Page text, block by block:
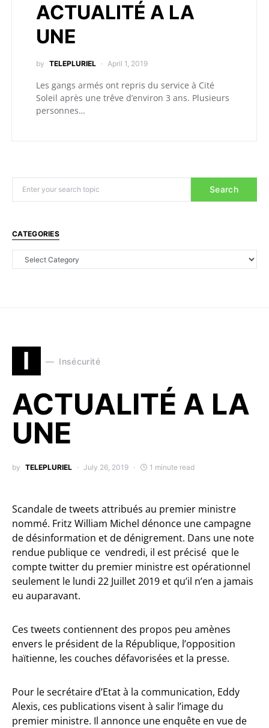
ACTUALITÉ A LA
UNE
by TELEPLURIEL April 1, 2019
Les gangs armés ont repris du service à Cité
Soleil après une trêve d’environ 3 ans. Plusieurs
personnes…
Search
CATEGORIES
I Insécurité
ACTUALITÉ A LA
UNE
by TELEPLURIEL July 26, 2019 1 minute read
Scandale de tweets attribués au premier ministre
nommé. Fritz William Michel dénonce une campagne
de désinformation et de dénigrement. Dans une note
rendue publique ce vendredi, il est précisé que le
compte twitter du premier ministre est opérationnel
seulement le lundi 22 Juillet 2019 et qu’il n’en a jamais
eu auparavant.
Ces tweets contiennent des propos peu amènes
envers le président de la République, l’opposition
haïtienne, les couches défavorisées et la presse.
Pour le secrétaire d’Etat à la communication, Eddy
Alexis, ces publications visent à salir l’image du
premier ministre. Il annonce une enquête en vue de